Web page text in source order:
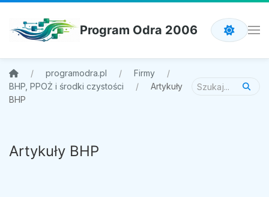
Program Odra 2006
programodra.pl
Firmy
BHP, PPOŻ i środki czystości
Artykuły
BHP
Artykuły BHP